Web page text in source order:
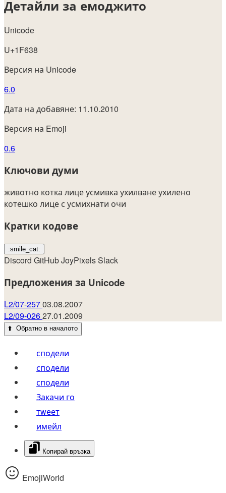
Детайли за емоджито
Unicode
U+1F638
Версия на Unicode
6.0
Дата на добавяне: 11.10.2010
Версия на Emoji
0.6
Ключови думи
животно котка лицеусмивка ухилванеухилено
котешко лице с усмихнати очи
Кратки кодове
:smile_cat:
Discord GitHubJoyPixelsSlack
Предложения за Unicode
L2/07-25703.08.2007
L2/09-02627.01.2009
⬆️ Обратно в началото
сподели
сподели
сподели
Закачи го
тwеет
имейл
Копирай връзка
EmojiWorld